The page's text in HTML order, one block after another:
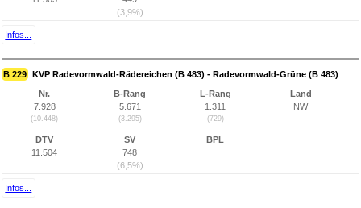
(3,9%)
Infos...
B 229 KVP Radevormwald-Rädereichen (B 483) - Radevormwald-Grüne (B 483)
Nr.
7.928
(10.448)
B-Rang
5.671
(3.295)
L-Rang
1.311
(729)
Land
NW
DTV
11.504
SV
748
(6,5%)
BPL
Infos...